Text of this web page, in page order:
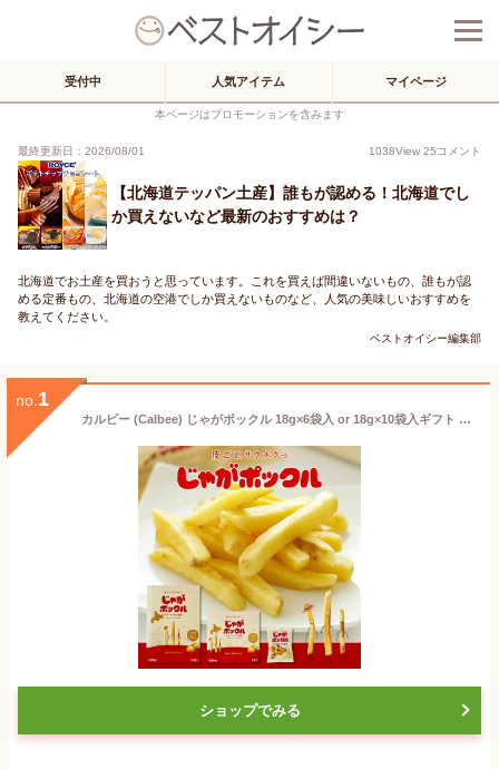
受付中 人気アイテム マイページ
本ページはプロモーションを含みます
最終更新日：2026/08/01 1038View 25コメント
【北海道テッパン土産】誰もが認める！北海道でし
か買えないなど最新のおすすめは？
北海道でお土産を買おうと思っています。これを買えば間違いないもの、誰もが認
める定番もの、北海道の空港でしか買えないものなど、人気の美味しいおすすめを
教えてください。
ベストオイシー編集部
no. 1
カルビー (Calbee) じゃがポックル 18g×6袋入 or 18g×10袋入ギフト プチギフト 北海道 お土産 土産 個包装 スイーツ お菓子 スナック菓子 誕生日 内祝い 退職 お祝い 転勤 お礼 お返し 有名
ショップでみる